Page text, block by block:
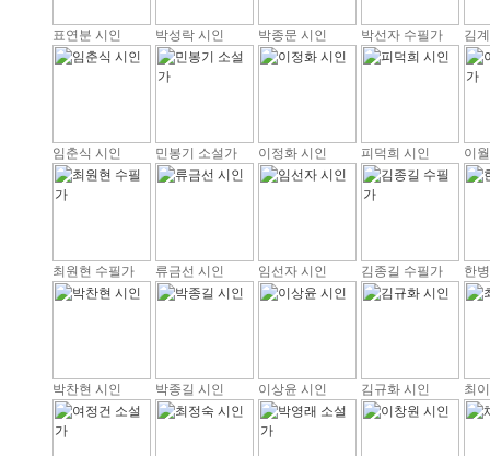
표연분 시인 박성락 시인 박종문 시인 박선자 수필가 김
임춘식 시인 민봉기 소설가 이정화 시인 피덕희 시인 이
최원현 수필가 류금선 시인 임선자 시인 김종길 수필가 한
박찬현 시인 박종길 시인 이상윤 시인 김규화 시인 최